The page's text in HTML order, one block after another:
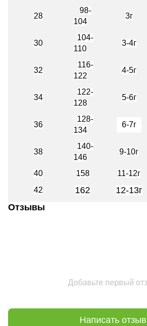
28
98-
104
3г
30
104-
110
3-4г
32
116-
122
4-5г
34
122-
128
5-6г
36
128-
134
6-7г
38
140-
146
9-10г
40 158 11-12г
42
162 12-13г
Отзывы
Добавьте первый
Написать отзыв